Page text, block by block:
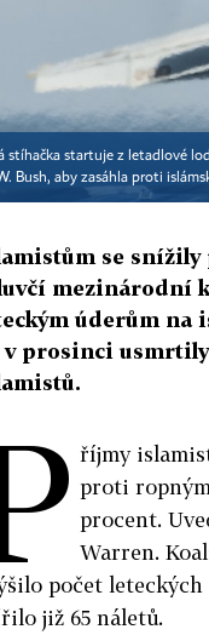
stíhačka startuje z letadlové
Bush, aby zasáhla proti
se snížily
mezinárodní
úderům na
v prosinci
říjmy
proti
procent.
Warren.
počet
již 65 náletů.